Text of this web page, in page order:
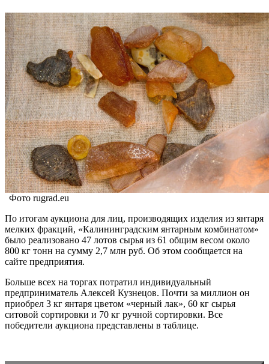
Фото rugrad.eu
По итогам аукциона для лиц, производящих изделия из янтаря
мелких фракций, «Калининградским янтарным комбинатом»
было реализовано 47 лотов сырья из 61 общим весом около
800 кг тонн на сумму 2,7 млн руб. Об этом сообщается на
сайте предприятия.
Больше всех на торгах потратил индивидуальный
предприниматель Алексей Кузнецов. Почти за миллион он
приобрел 3 кг янтаря цветом «черный лак», 60 кг сырья
ситовой сортировки и 70 кг ручной сортировки. Все
победители аукциона представлены в таблице.